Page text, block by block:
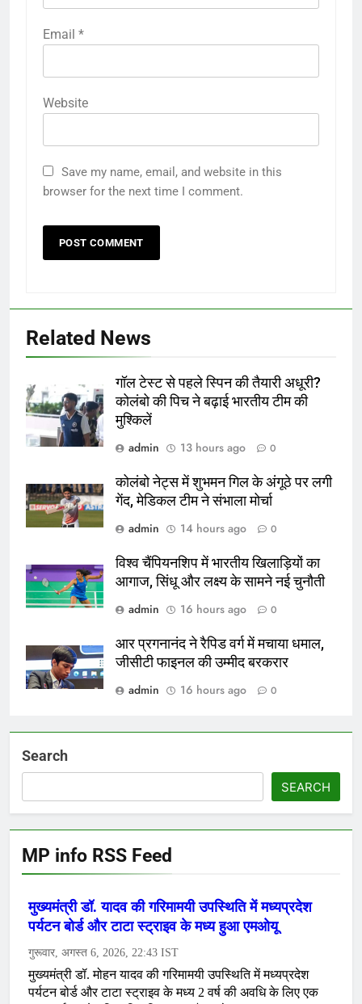
Email *
Website
Save my name, email, and website in this
browser for the next time I comment.
Related News
गॉल टेस्ट से पहले स्पिन की तैयारी अधूरी?
कोलंबो की पिच ने बढ़ाई भारतीय टीम की
मुश्किलें
admin
13 hours ago 0
कोलंबो नेट्स में शुभमन गिल के अंगूठे पर लगी
गेंद, मेडिकल टीम ने संभाला मोर्चा
admin
14 hours ago 0
विश्व चैंपियनशिप में भारतीय खिलाड़ियों का
आगाज, सिंधू और लक्ष्य के सामने नई चुनौती
admin
16 hours ago 0
आर प्रगनानंद ने रैपिड वर्ग में मचाया धमाल,
जीसीटी फाइनल की उम्मीद बरकरार
admin
16 hours ago 0
Search
SEARCH
MP info RSS Feed